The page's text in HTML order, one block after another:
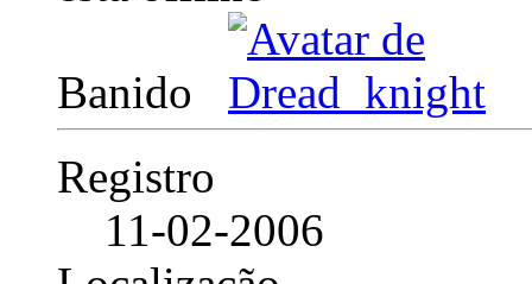
Banido
Registro
11-02-2006